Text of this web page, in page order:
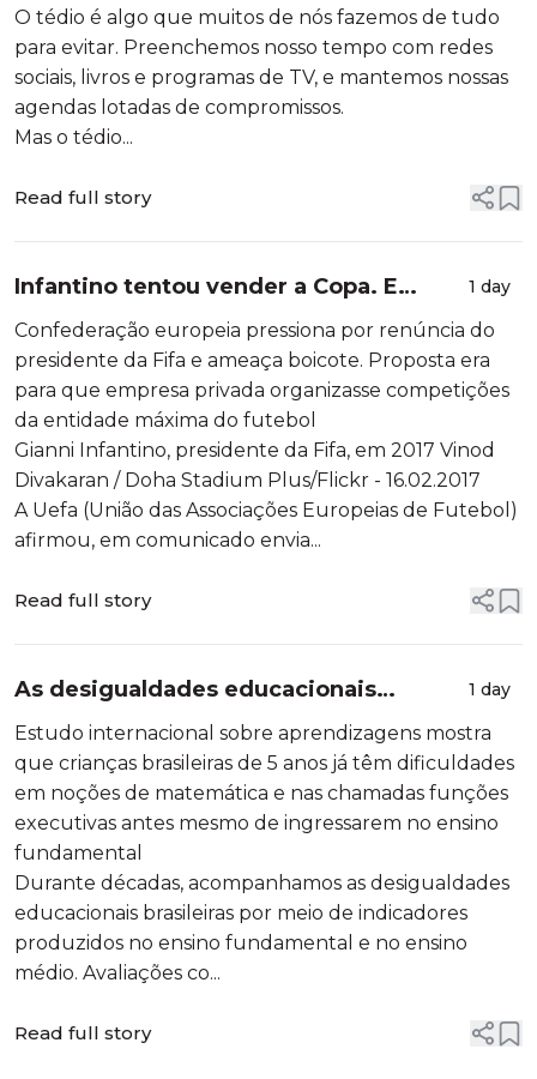
O tédio é algo que muitos de nós fazemos de tudo
para evitar. Preenchemos nosso tempo com redes
sociais, livros e programas de TV, e mantemos nossas
agendas lotadas de compromissos.
Mas o tédio...
Read full story
Infantino tentou vender a Copa. E
botou seu cargo em risco
1 day
Confederação europeia pressiona por renúncia do
presidente da Fifa e ameaça boicote. Proposta era
para que empresa privada organizasse competições
da entidade máxima do futebol
Gianni Infantino, presidente da Fifa, em 2017 Vinod
Divakaran / Doha Stadium Plus/Flickr - 16.02.2017
A Uefa (União das Associações Europeias de Futebol)
afirmou, em comunicado envia...
Read full story
As desigualdades educacionais
começam na primeira infância
1 day
Estudo internacional sobre aprendizagens mostra
que crianças brasileiras de 5 anos já têm dificuldades
em noções de matemática e nas chamadas funções
executivas antes mesmo de ingressarem no ensino
fundamental
Durante décadas, acompanhamos as desigualdades
educacionais brasileiras por meio de indicadores
produzidos no ensino fundamental e no ensino
médio. Avaliações co...
Read full story